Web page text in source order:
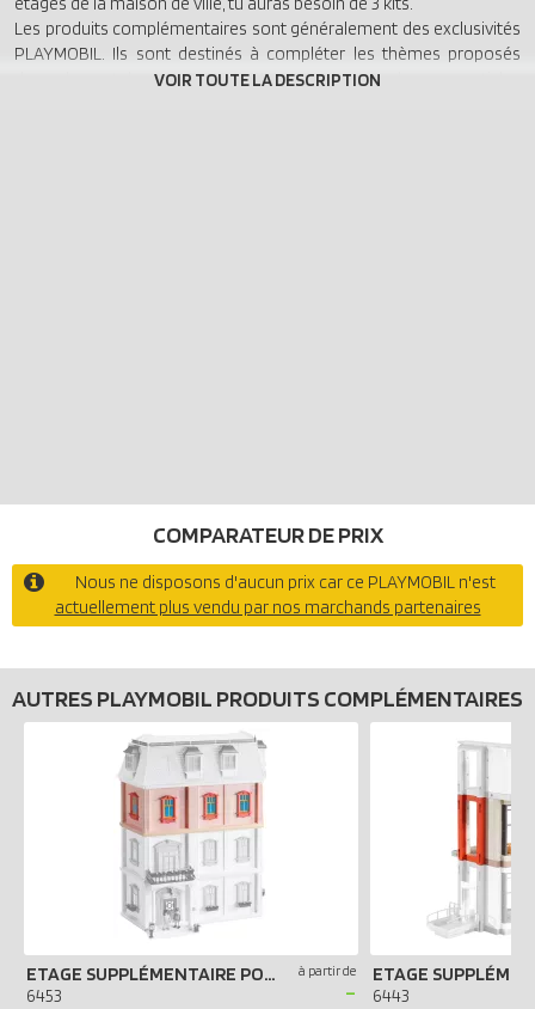
Les produits complémentaires sont généralement des exclusivités
PLAYMOBIL. Ils sont destinés à compléter les thèmes proposés
dans le catalogue PLAYMOBIL. La plupart de ces articles
COMPARATEUR DE PRIX
Nous ne disposons d'aucun prix car ce PLAYMOBIL n'est
actuellement plus vendu par nos marchands partenaires
AUTRES PLAYMOBIL PRODUITS COMPLÉMENTAIRES
ETAGE SUPPLÉMENTAIRE POUR MAISON TRADITIONNELLE
6453
à partir de
- 6443